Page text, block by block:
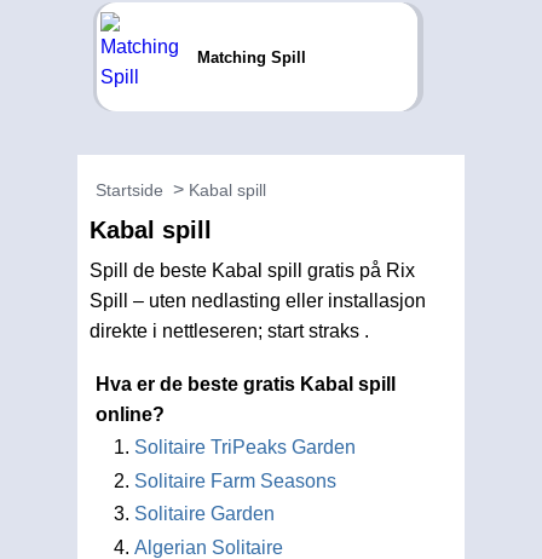
Matching Spill
Startside Kabal spill
Kabal spill
Spill de beste Kabal spill gratis på Rix
Spill – uten nedlasting eller installasjon
direkte i nettleseren; start straks .
Hva er de beste gratis Kabal spill
online?
Solitaire TriPeaks Garden
Solitaire Farm Seasons
Solitaire Garden
Algerian Solitaire